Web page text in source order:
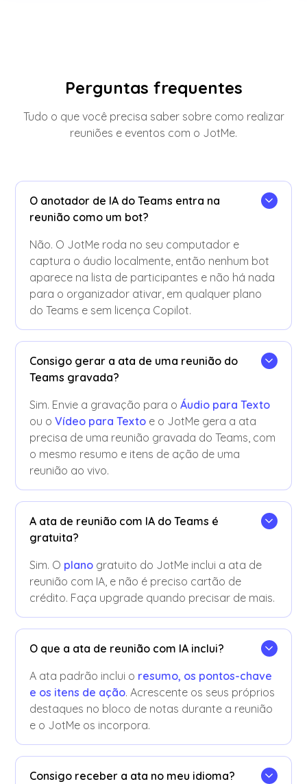
Perguntas frequentes
Tudo o que você precisa saber sobre como realizar
reuniões e eventos com o JotMe.
O anotador de IA do Teams entra na
reunião como um bot?
Não. O JotMe roda no seu computador e
captura o áudio localmente, então nenhum bot
aparece na lista de participantes e não há nada
para o organizador ativar, em qualquer plano
do Teams e sem licença Copilot.
Consigo gerar a ata de uma reunião do
Teams gravada?
Sim. Envie a gravação para oÁudio para Texto
ou oVídeo para Texto e o JotMe gera a ata
precisa de uma reunião gravada do Teams, com
o mesmo resumo e itens de ação de uma
reunião ao vivo.
A ata de reunião com IA do Teams é
gratuita?
Sim. O plano gratuito do JotMe inclui a ata de
reunião com IA, e não é preciso cartão de
crédito. Faça upgrade quando precisar de mais.
O que a ata de reunião com IA inclui?
A ata padrão inclui o resumo, os pontos-chave
e os itens de ação. Acrescente os seus próprios
destaques no bloco de notas durante a reunião
e o JotMe os incorpora.
Consigo receber a ata no meu idioma?